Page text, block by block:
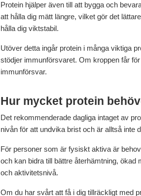
Protein hjälper även till att bygga och
att hålla dig mätt längre, vilket gör det
hålla dig viktstabil.
Utöver detta ingår protein i många viktiga
stödjer immunförsvaret. Om kroppen får
immunförsvar.
Hur mycket protein
Det rekommenderade dagliga intaget av
nivån för att undvika brist och är alltså inte
För personer som är fysiskt aktiva är
och kan bidra till bättre återhämtning,
och aktivitetsnivå.
Om du har svårt att få i dig tillräckligt med